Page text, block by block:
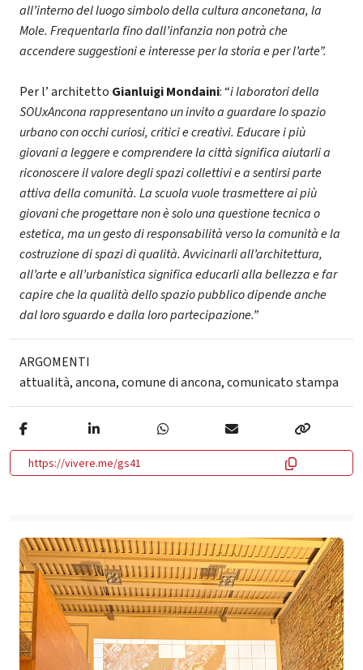
all’interno del luogo simbolo della cultura anconetana, la
Mole. Frequentarla fino dall’infanzia non potrà che
accendere suggestioni e interesse per la storia e per l’arte”.
Per l’ architetto Gianluigi Mondaini: “i laboratori della
SOUxAncona rappresentano un invito a guardare lo spazio
urbano con occhi curiosi, critici e creativi. Educare i più
giovani a leggere e comprendere la città significa aiutarli a
riconoscere il valore degli spazi collettivi e a sentirsi parte
attiva della comunità. La scuola vuole trasmettere ai più
giovani che progettare non è solo una questione tecnica o
estetica, ma un gesto di responsabilità verso la comunità e la
costruzione di spazi di qualità. Avvicinarli all’architettura,
all’arte e all’urbanistica significa educarli alla bellezza e far
capire che la qualità dello spazio pubblico dipende anche
dal loro sguardo e dalla loro partecipazione.”
ARGOMENTI
attualità,ancona,comune di ancona,comunicato stampa
https://vivere.me/gs41